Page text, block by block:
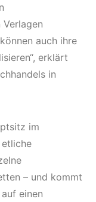
auch ihre
erklärt
in
im
– und kommt
einen